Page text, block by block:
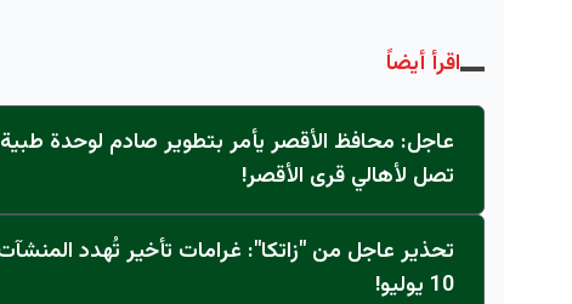
اقرأ أيضاً
عاجل: محافظ الأقصر يأمر بتطوير صادم لوحدة
تصل لأهالي قرى الأقصر!
تحذير عاجل من "زاتكا": غرامات تأخير تُهدد
10 يوليو!